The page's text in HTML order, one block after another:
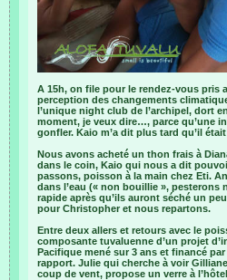
A 15h, on file pour le rendez-vous pris
perception des changements
l’unique night club de l’archipel, dort
moment, je veux dire…, parce qu’une
gonfler. Kaio m’a dit plus tard qu’il
Nous avons acheté un thon frais à
dans le coin, Kaio qui nous a dit
passons, poisson à la main chez Eti.
dans l’eau (« non bouillie »,
rapide après qu’ils auront séché un
pour Christopher et nous repartons.
Entre deux allers et retours avec le
composante tuvaluenne d’un projet
Pacifique mené sur 3 ans et financé
rapport. Julie qui cherche à voir
coup de vent, propose un verre à